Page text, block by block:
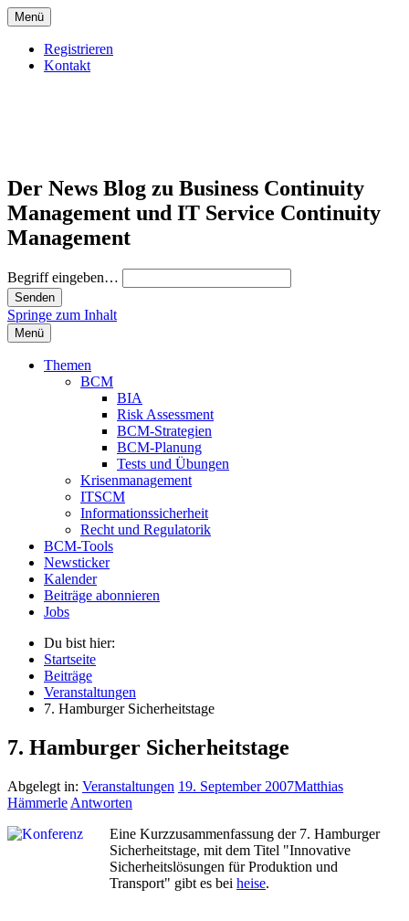
Menü
Registrieren
Kontakt
Der News Blog zu Business Continuity
Management und IT Service Continuity
Management
Begriff eingeben…
Springe zum Inhalt
Menü
Themen
BCM
BIA
Risk Assessment
BCM-Strategien
BCM-Planung
Tests und Übungen
Krisenmanagement
ITSCM
Informationssicherheit
Recht und Regulatorik
BCM-Tools
Newsticker
Kalender
Beiträge abonnieren
Jobs
Du bist hier:
Startseite
Beiträge
Veranstaltungen
7. Hamburger Sicherheitstage
7. Hamburger Sicherheitstage
Abgelegt in: Veranstaltungen 19. September 2007Matthias
Hämmerle Antworten
Eine Kurzzusammenfassung der 7. Hamburger
Sicherheitstage, mit dem Titel "Innovative
Sicherheitslösungen für Produktion und
Transport" gibt es bei heise.